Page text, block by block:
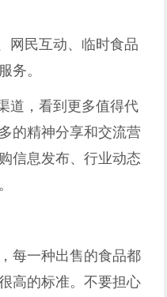
网民互动、临时食品
务。
道，看到更多值得代
的精神分享和交流营
信息发布、行业动态
每一种出售的食品都
高的标准。不要担心